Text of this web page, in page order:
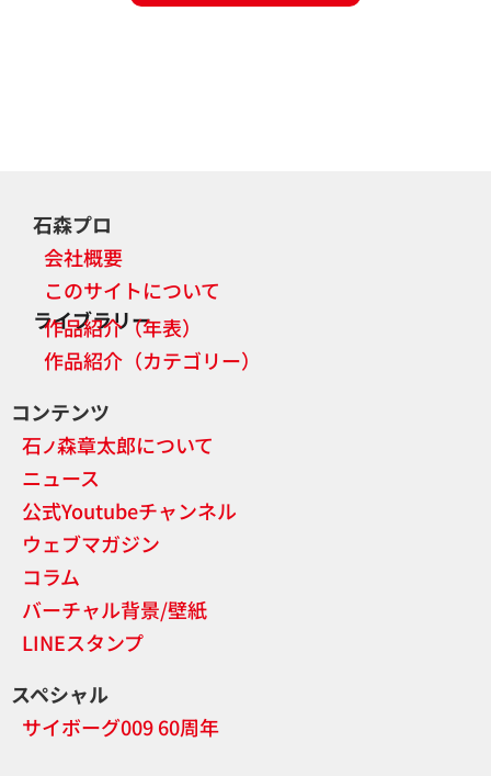
石森プロ
会社概要
このサイトについて
ライブラリー
作品紹介（年表）
作品紹介（カテゴリー）
コンテンツ
石ノ森章太郎について
ニュース
公式Youtubeチャンネル
ウェブマガジン
コラム
バーチャル背景/壁紙
LINEスタンプ
スペシャル
サイボーグ009 60周年